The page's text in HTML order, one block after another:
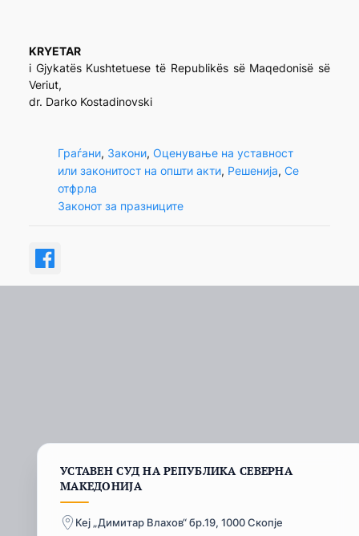
KRYETAR
i Gjykatës Kushtetuese të Republikës së Maqedonisë së
Veriut,
dr. Darko Kostadinovski
Граѓани, Закони, Оценување на уставност
или законитост на општи акти, Решенија, Се
отфрла
Законот за празниците
УСТАВЕН СУД НА РЕПУБЛИКА СЕВЕРНА
МАКЕДОНИЈА
Кеј „Димитар Влахов“ бр.19, 1000 Скопје